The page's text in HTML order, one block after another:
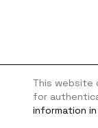
This website
for
information in